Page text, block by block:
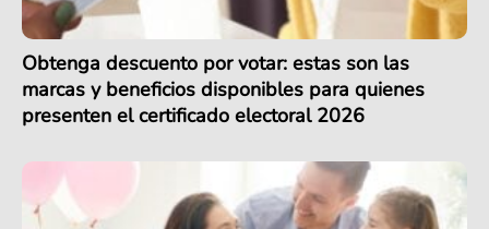
Obtenga descuento por votar: estas son las
marcas y beneficios disponibles para quienes
presenten el certificado electoral 2026